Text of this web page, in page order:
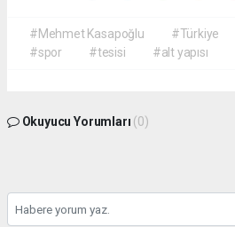
#Mehmet Kasapoğlu #Türkiye
#spor
#tesisi #alt yapısı
Okuyucu Yorumları (0)